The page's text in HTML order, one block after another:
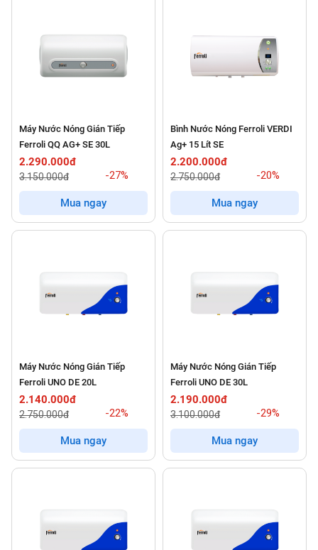
Máy Nước Nóng Gián Tiếp
Ferroli QQ AG+ SE 30L
2.290.000đ
3.150.000đ -27%
Mua ngay
Bình Nước Nóng Ferroli VERDI
Ag+ 15 Lít SE
2.200.000đ
2.750.000đ -20%
Mua ngay
Máy Nước Nóng Gián Tiếp
Ferroli UNO DE 20L
2.140.000đ
2.750.000đ -22%
Mua ngay
Máy Nước Nóng Gián Tiếp
Ferroli UNO DE 30L
2.190.000đ
3.100.000đ -29%
Mua ngay